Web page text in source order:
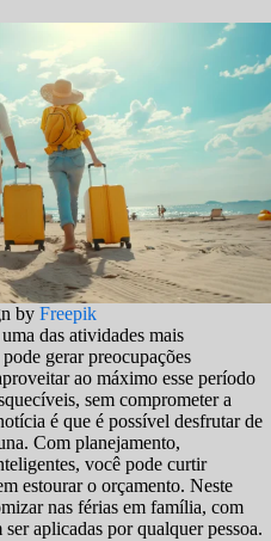
by Freepik
das atividades mais
gerar preocupações
ao máximo esse período
sem comprometer a
é que é possível desfrutar de
Com planejamento,
você pode curtir
estourar o orçamento. Neste
nas férias em família, com
aplicadas por qualquer pessoa.